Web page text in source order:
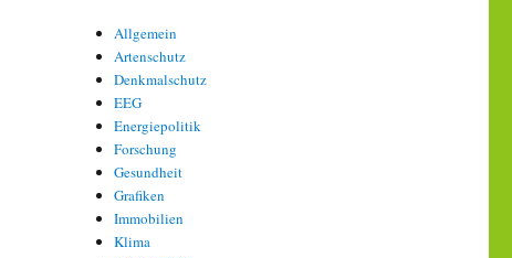
Allgemein
Artenschutz
Denkmalschutz
EEG
Energiepolitik
Forschung
Gesundheit
Grafiken
Immobilien
Klima